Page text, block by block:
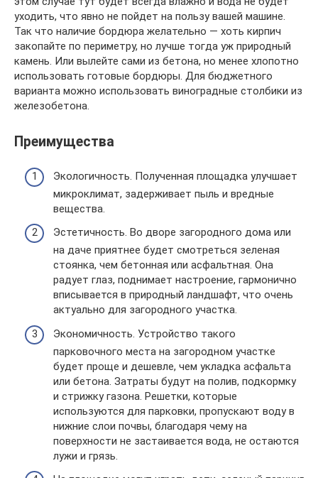
уходить, что явно не пойдет на пользу вашей машине.
Так что наличие бордюра желательно — хоть кирпич
закопайте по периметру, но лучше тогда уж природный
камень. Или вылейте сами из бетона, но менее хлопотно
использовать готовые бордюры. Для бюджетного
варианта можно использовать виноградные столбики из
железобетона.
Преимущества
Экологичность. Полученная площадка улучшает
микроклимат, задерживает пыль и вредные
вещества.
Эстетичность. Во дворе загородного дома или
на даче приятнее будет смотреться зеленая
стоянка, чем бетонная или асфальтная. Она
радует глаз, поднимает настроение, гармонично
вписывается в природный ландшафт, что очень
актуально для загородного участка.
Экономичность. Устройство такого
парковочного места на загородном участке
будет проще и дешевле, чем укладка асфальта
или бетона. Затраты будут на полив, подкормку
и стрижку газона. Решетки, которые
используются для парковки, пропускают воду в
нижние слои почвы, благодаря чему на
поверхности не застаивается вода, не остаются
лужи и грязь.